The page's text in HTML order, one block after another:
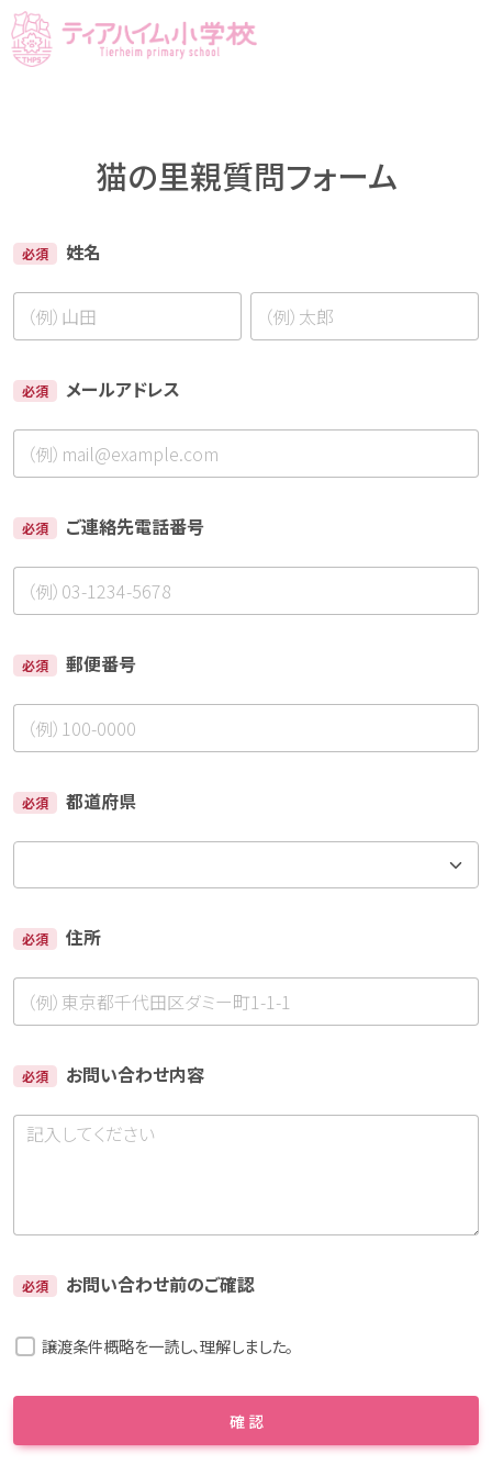
猫の里親質問フォーム
必須 姓名
必須 メールアドレス
必須 ご連絡先電話番号
必須 郵便番号
必須 都道府県
必須 住所
必須 お問い合わせ内容
必須 お問い合わせ前のご確認
譲渡条件概略を一読し、理解しました。
確 認